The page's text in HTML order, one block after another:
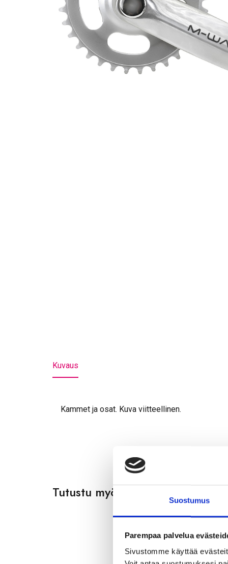
Suostumus
Parempaa palvelua
Sivustomme käyttää
Kuvaus
Kammet ja osat. Kuva viitteellinen.
Tutustu myös